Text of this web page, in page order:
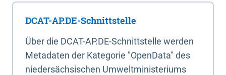
DCAT-AP.DE-Schnittstelle
Über die DCAT-AP.DE-Schnittstelle werden
Metadaten der Kategorie "OpenData" des
niedersächsischen Umweltministeriums